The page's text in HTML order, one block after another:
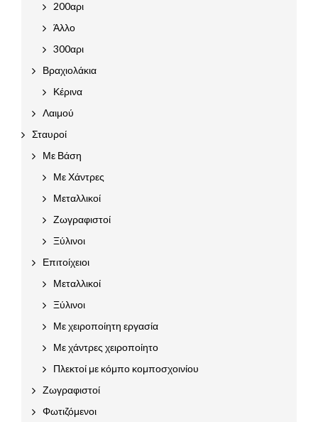
200αρι
Άλλο
300αρι
Βραχιολάκια
Κέρινα
Λαιμού
Σταυροί
Με Βάση
Με Χάντρες
Μεταλλικοί
Ζωγραφιστοί
Ξύλινοι
Επιτοίχειοι
Μεταλλικοί
Ξύλινοι
Με χειροποίητη εργασία
Με χάντρες χειροποίητο
Πλεκτοί με κόμπο κομποσχοινίου
Ζωγραφιστοί
Φωτιζόμενοι